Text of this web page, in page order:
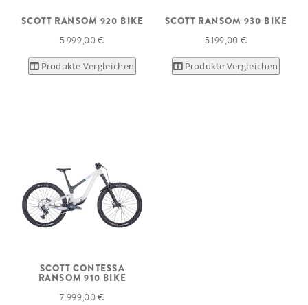
SCOTT RANSOM 920 BIKE
5.999,00 €
Produkte Vergleichen
SCOTT RANSOM 930 BIKE
5.199,00 €
Produkte Vergleichen
SCOTT CONTESSA
RANSOM 910 BIKE
7.999,00 €